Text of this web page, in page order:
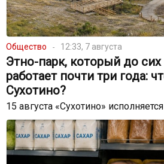
Общество 12:33, 7 августа
Этно-парк, который до сих
работает почти три года:
Сухотино?
15 августа «Сухотино»